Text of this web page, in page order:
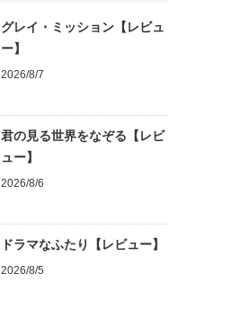
グレイ・ミッション【レビュ
ー】
2026/8/7
君の見る世界をなぞる【レビ
ュー】
2026/8/6
ドラマなふたり【レビュー】
2026/8/5